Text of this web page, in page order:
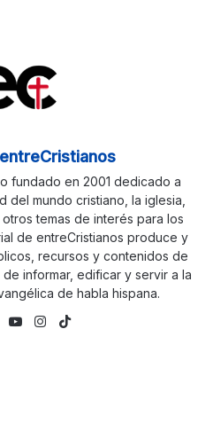
fundado en 2001 dedicado a
del mundo cristiano, la iglesia,
temas de interés para los
de entreCristianos produce y
recursos y contenidos de
informar, edificar y servir a la
de habla hispana.
X YouTubeInstagram